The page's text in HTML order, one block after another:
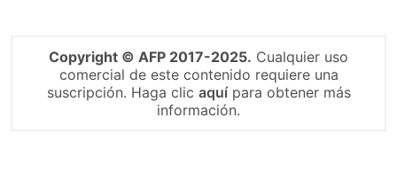
Copyright © AFP 2017-2025. Cualquier uso
comercial de este contenido requiere una
suscripción. Haga clic aquípara obtener más
información.